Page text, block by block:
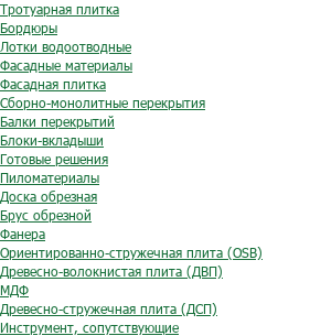
Тротуарная плитка
Бордюры
Лотки водоотводные
Фасадные материалы
Фасадная плитка
Сборно-монолитные перекрытия
Балки перекрытий
Блоки-вкладыши
Готовые решения
Пиломатериалы
Доска обрезная
Брус обрезной
Фанера
Ориентированно-стружечная плита (OSB)
Древесно-волокнистая плита (ДВП)
МДФ
Древесно-стружечная плита (ДСП)
Инструмент, сопутствующие